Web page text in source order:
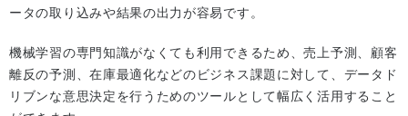
ータの取り込みや結果の出力が容易です。
機械学習の専門知識がなくても利用できるため、売上予測、顧客
離反の予測、在庫最適化などのビジネス課題に対して、データド
リブンな意思決定を行うためのツールとして幅広く活用すること